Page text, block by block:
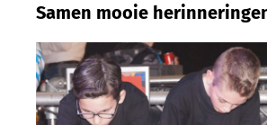
Samen mooie